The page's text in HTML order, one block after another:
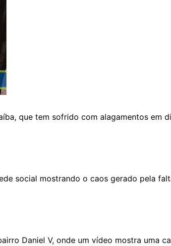
que tem sofrido com alagamentos em
social mostrando o caos gerado pela
Daniel V, onde um vídeo mostra uma